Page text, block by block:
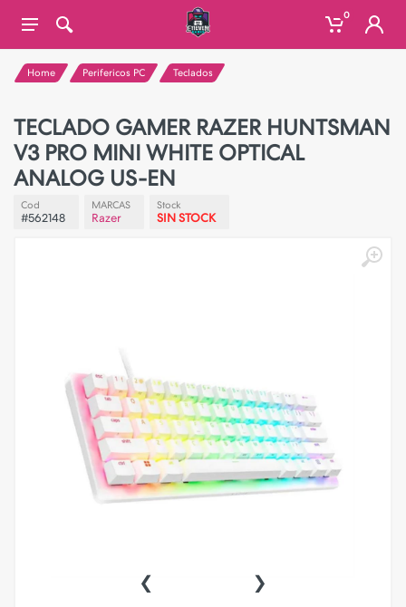
0
Home Perifericos PC Teclados
TECLADO GAMER RAZER HUNTSMAN
V3 PRO MINI WHITE OPTICAL
ANALOG US-EN
Cod
#562148
MARCAS
Razer
Stock
SIN STOCK
‹ ›